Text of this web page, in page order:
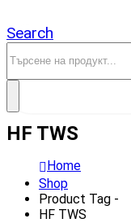
Search
HF TWS
Home
Shop
Product Tag -
HF TWS